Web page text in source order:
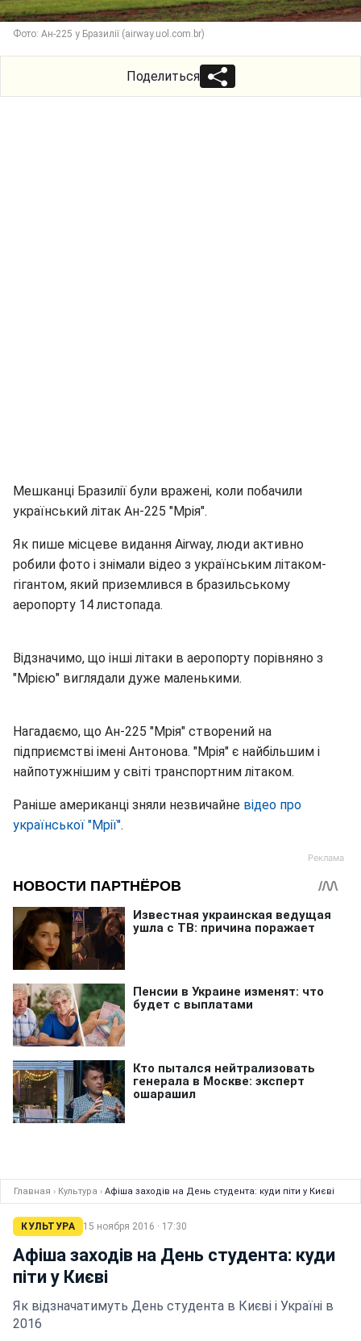
Фото: Ан-225 у Бразилії (airway.uol.com.br)
Поделиться
Мешканці Бразилії були вражені, коли побачили
український літак Ан-225 "Мрія".
Як пише місцеве видання Airway, люди активно
робили фото і знімали відео з українським літаком-
гігантом, який приземлився в бразильському
аеропорту 14 листопада.
Відзначимо, що інші літаки в аеропорту порівняно з
"Мрією" виглядали дуже маленькими.
Нагадаємо, що Ан-225 "Мрія" створений на
підприємстві імені Антонова. "Мрія" є найбільшим і
найпотужнішим у світі транспортним літаком.
Раніше американці зняли незвичайне відео про
української "Мрії".
Главная › Культура › Афіша заходів на День студента: куди піти у Києві
КУЛЬТУРА 15 ноября 2016 · 17:30
Афіша заходів на День студента: куди
піти у Києві
Як відзначатимуть День студента в Києві і Україні в
2016